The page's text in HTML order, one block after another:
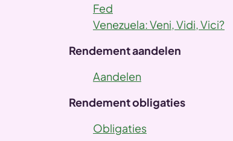
Fed
Venezuela: Veni, Vidi, Vici?
Rendement aandelen
Aandelen
Rendement obligaties
Obligaties